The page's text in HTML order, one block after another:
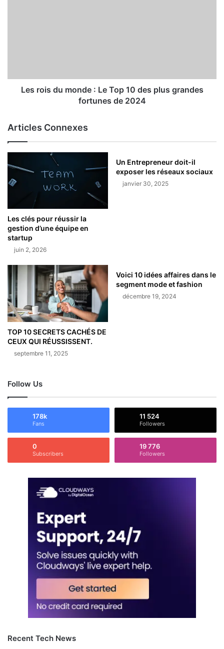
Les rois du monde : Le Top 10 des plus grandes
fortunes de 2024
Articles Connexes
Les clés pour réussir la
gestion d’une équipe en
startup
juin 2, 2026
Un Entrepreneur doit-il
exposer les réseaux sociaux
janvier 30, 2025
TOP 10 SECRETS CACHÉS DE
CEUX QUI RÉUSSISSENT.
septembre 11, 2025
Voici 10 idées affaires dans le
segment mode et fashion
décembre 19, 2024
Follow Us
178k
Fans
11 524
Followers
0
Subscribers
19 776
Followers
Recent Tech News